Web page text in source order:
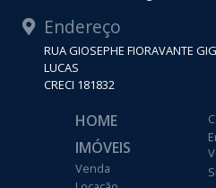
Endereço
RUA GIOSEPHE FIORAVANTE
LUCAS
CRECI 181832
HOME
IMÓVEIS
Venda